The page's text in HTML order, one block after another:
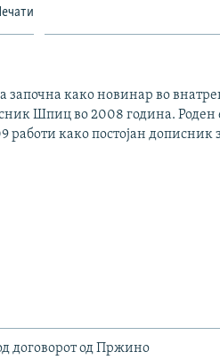
Печати
започна како новинар во
Шпиц во 2008 година. Роден е
работи како постојан дописник
договорот од Пржино